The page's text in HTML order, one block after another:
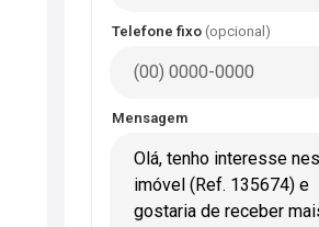
Telefone fixo (opcional)
Mensagem